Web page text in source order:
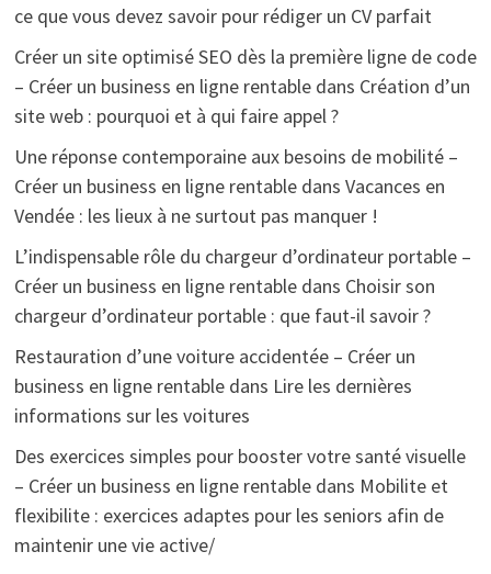
ce que vous devez savoir pour rédiger un CV parfait
Créer un site optimisé SEO dès la première ligne de code
– Créer un business en ligne rentabledans Création d’un
site web : pourquoi et à qui faire appel ?
Une réponse contemporaine aux besoins de mobilité –
Créer un business en ligne rentabledans Vacances en
Vendée : les lieux à ne surtout pas manquer !
L’indispensable rôle du chargeur d’ordinateur portable –
Créer un business en ligne rentabledans Choisir son
chargeur d’ordinateur portable : que faut-il savoir ?
Restauration d’une voiture accidentée – Créer un
business en ligne rentabledans Lire les dernières
informations sur les voitures
Des exercices simples pour booster votre santé visuelle
– Créer un business en ligne rentabledans Mobilite et
flexibilite : exercices adaptes pour les seniors afin de
maintenir une vie active/